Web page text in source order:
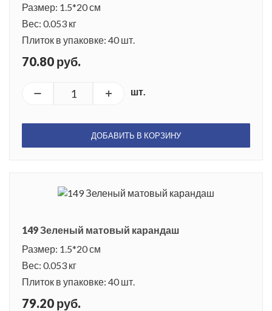
Размер: 1.5*20 см
Вес: 0.053 кг
Плиток в упаковке: 40 шт.
70.80 руб.
шт.
ДОБАВИТЬ В КОРЗИНУ
149 Зеленый матовый карандаш
Размер: 1.5*20 см
Вес: 0.053 кг
Плиток в упаковке: 40 шт.
79.20 руб.